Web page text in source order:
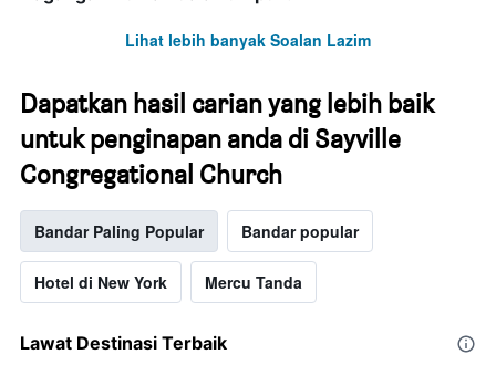
Lihat lebih banyak Soalan Lazim
Dapatkan hasil carian yang lebih baik
untuk penginapan anda di Sayville
Congregational Church
Bandar Paling Popular Bandar popular
Hotel di New York Mercu Tanda
Lawat Destinasi Terbaik